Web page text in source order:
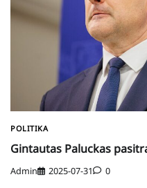
POLITIKA
Gintautas Paluckas
Admin 2025-07-31 0